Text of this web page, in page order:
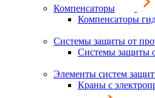
Компенсаторы
Компенсаторы
Системы защиты от
Системы защиты
Элементы систем
Краны с